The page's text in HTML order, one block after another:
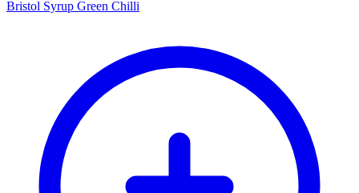
Bristol Syrup Green Chilli